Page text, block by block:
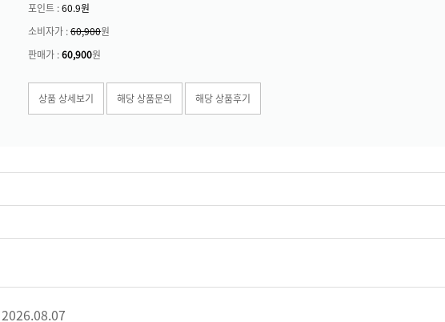
포인트 :60.9원
소비자가 :60,900원
판매가 :60,900원
상품 상세보기 해당 상품문의 해당 상품후기
2026.08.07